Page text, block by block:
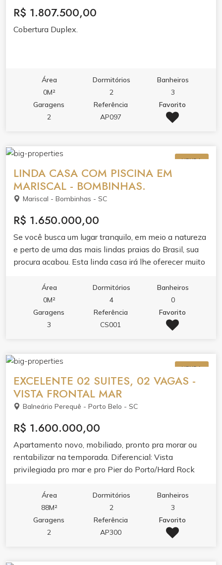
R$ 1.807.500,00
Cobertura Duplex.
Área
0M²
Dormitórios
2
Banheiros
3
Garagens
2
Referência
AP097
Favorito
VENDA
LINDA CASA COM PISCINA EM
MARISCAL - BOMBINHAS.
Mariscal - Bombinhas - SC
R$ 1.650.000,00
Se você busca um lugar tranquilo, em meio a natureza
e perto de uma das mais lindas praias do Brasil, sua
procura acabou. Esta linda casa irá lhe oferecer muito
dormitórios sendo um deles suíte, amplo living
integrado, excelente e aconchegante espaço de
terreno com piscina e pomar. Não deixe de conhecer
essa casa encantadora. Agende sua visita.
Área
0M²
Dormitórios
4
Banheiros
0
Garagens
3
Referência
CS001
Favorito
VENDA
EXCELENTE 02 SUITES, 02 VAGAS -
VISTA FRONTAL MAR
Balneário Perequê - Porto Belo - SC
R$ 1.600.000,00
Apartamento novo, mobiliado, pronto pra morar ou
rentabilizar na temporada. Diferencial: Vista
privilegiada pro mar e pro Pier do Porto/Hard Rock
Área
88M²
Dormitórios
2
Banheiros
3
Garagens
2
Referência
AP300
Favorito